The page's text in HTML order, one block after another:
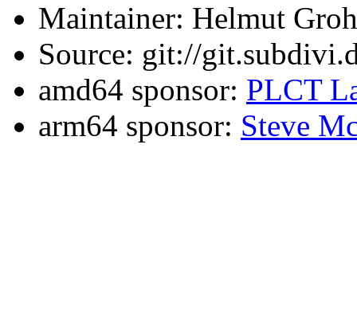
Maintainer: Helmut
Source: git://
amd64 sponsor: PLCT
arm64 sponsor: Steve